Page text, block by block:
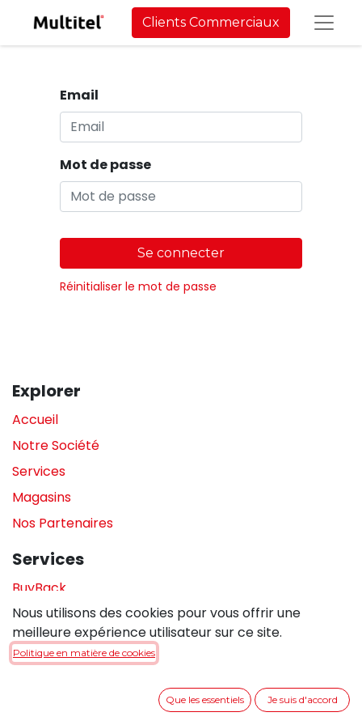
Clients Commerciaux
Email
Mot de passe
Se connecter
Réinitialiser le mot de passe
Explorer
Accueil
Notre Société
Services
Magasins
Nos Partenaires
Services
BuyBack
Assistance en magasin
Réparations
Politique de confidentialité
Nous utilisons des cookies pour vous offrir une
meilleure expérience utilisateur sur ce site.
Politique en matière de cookies
Que les essentiels Je suis d'accord